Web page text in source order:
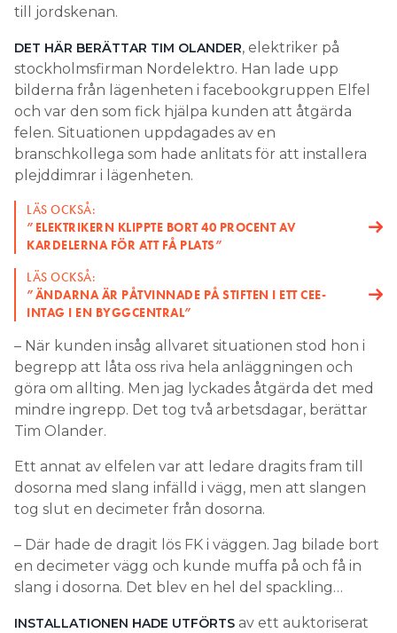
till jordskenan.
DET HÄR BERÄTTAR TIM OLANDER, elektriker på
stockholmsfirman Nordelektro. Han lade upp
bilderna från lägenheten i facebookgruppen Elfel
och var den som fick hjälpa kunden att åtgärda
felen. Situationen uppdagades av en
branschkollega som hade anlitats för att installera
plejddimrar i lägenheten.
LÄS OCKSÅ:
”ELEKTRIKERN KLIPPTE BORT 40 PROCENT AV
KARDELERNA FÖR ATT FÅ PLATS”
LÄS OCKSÅ:
”ÄNDARNA ÄR PÅTVINNADE PÅ STIFTEN I ETT CEE-
INTAG I EN BYGGCENTRAL”
– När kunden insåg allvaret situationen stod hon i
begrepp att låta oss riva hela anläggningen och
göra om allting. Men jag lyckades åtgärda det med
mindre ingrepp. Det tog två arbetsdagar, berättar
Tim Olander.
Ett annat av elfelen var att ledare dragits fram till
dosorna med slang infälld i vägg, men att slangen
tog slut en decimeter från dosorna.
– Där hade de dragit lös FK i väggen. Jag bilade bort
en decimeter vägg och kunde muffa på och få in
slang i dosorna. Det blev en hel del spackling…
INSTALLATIONEN HADE UTFÖRTS av ett auktoriserat